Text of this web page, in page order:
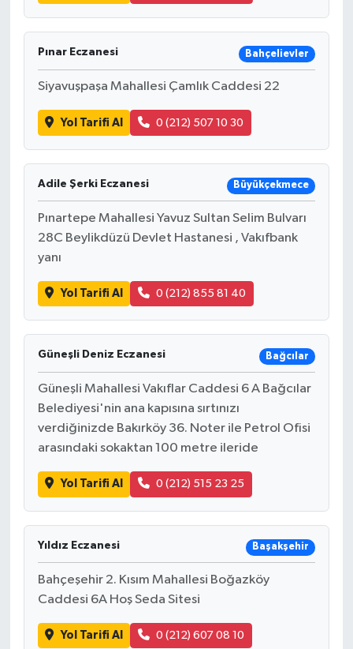
Pınar Eczanesi Bahçelievler
Siyavuşpaşa Mahallesi Çamlık Caddesi 22
Yol Tarifi Al 0 (212) 507 10 30
Adile Şerki Eczanesi Büyükçekmece
Pınartepe Mahallesi Yavuz Sultan Selim Bulvarı
28C Beylikdüzü Devlet Hastanesi , Vakıfbank
yanı
Yol Tarifi Al 0 (212) 855 81 40
Güneşli Deniz Eczanesi Bağcılar
Güneşli Mahallesi Vakıflar Caddesi 6 A Bağcılar
Belediyesi'nin ana kapısına sırtınızı
verdiğinizde Bakırköy 36. Noter ile Petrol Ofisi
arasındaki sokaktan 100 metre ileride
Yol Tarifi Al 0 (212) 515 23 25
Yıldız Eczanesi Başakşehir
Bahçeşehir 2. Kısım Mahallesi Boğazköy
Caddesi 6A Hoş Seda Sitesi
Yol Tarifi Al 0 (212) 607 08 10